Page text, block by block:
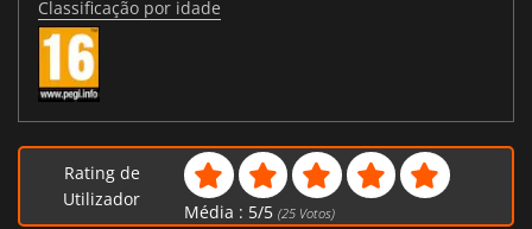
Classificação por idade
Rating de
Utilizador
Média : 5/5 (25Votos)